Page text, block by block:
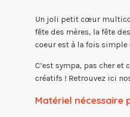
Un joli petit cœur
fête des mères, la fête
coeur est à la fois
C’est sympa, pas cher
créatifs ! Retrouvez ici
Matériel nécessaire